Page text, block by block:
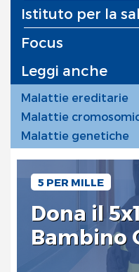
Istituto per la
Focus
Leggi anche
Malattie ereditarie
Malattie
Malattie genetiche
5 PER MILLE
Dona il
Bambino